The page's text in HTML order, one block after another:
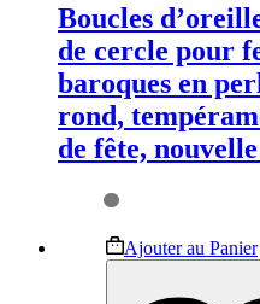
Boucles
de cercle pour
baroques en
rond,
de fête,
Ajouter au Panier